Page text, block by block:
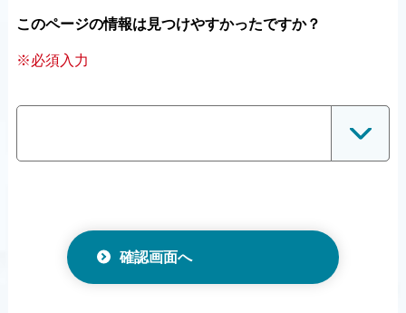
このページの情報は見つけやすかったですか？
※必須入力